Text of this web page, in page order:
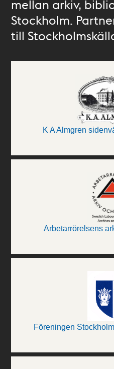
mellan arkiv,
Stockholm.
till
K A Almgren
Arbetarrörelsens
Föreningen